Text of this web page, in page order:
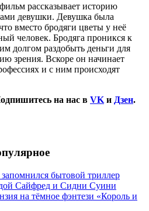
рассказывает историю
девушки. Девушка была
вместо бродяги цветы у неё
человек. Бродяга проникся к
долгом раздобыть деньги для
зрения. Вскоре он начинает
и с ним происходят
на нас в VK и Дзен.
бытовой триллер
Сайфред и Сидни Суини
на тёмное фэнтези «Король и